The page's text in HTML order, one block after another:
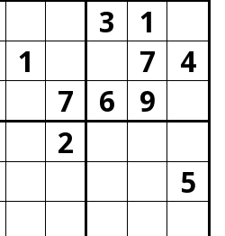
3
1
1
7
4
7
6
9
2
5